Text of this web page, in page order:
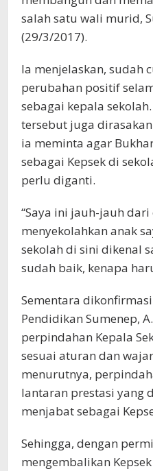
salah satu wali murid,
(29/3/2017).
Ia menjelaskan, sudah
perubahan positif
sebagai kepala
tersebut juga
ia meminta agar
sebagai Kepsek di
perlu diganti.
“Saya ini jauh-jauh dari
menyekolahkan anak
sekolah di sini dikenal
sudah baik, kenapa
Sementara
Pendidikan Sumenep,
perpindahan Kepala
sesuai aturan dan
menurutnya,
lantaran prestasi yang
menjabat sebagai
Sehingga, dengan
mengembalikan